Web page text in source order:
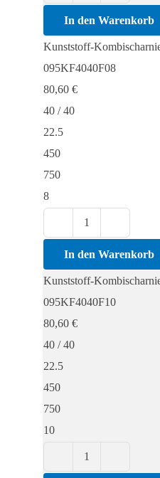
Kombischarnier
25
In den Warenkorb
Kunststoff-
095KF4040F08
80,60 €
40 / 40
22.5
450
750
8
Kombischarnier
25
In den Warenkorb
Kunststoff-
095KF4040F10
80,60 €
40 / 40
22.5
450
750
10